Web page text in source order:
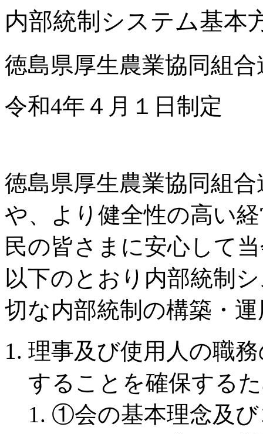
内部統制システム基本
徳島県厚生農業協同組合
令和4年４月１日制定
徳島県厚生農業協同組
や、より健全性の高い
民の皆さまに安心して
以下のとおり内部統制
切な内部統制の構築・
理事及び使用人の職
することを確保する
①会の基本理念及